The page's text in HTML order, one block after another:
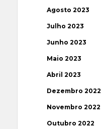
Agosto 2023
Julho 2023
Junho 2023
Maio 2023
Abril 2023
Dezembro 2022
Novembro 2022
Outubro 2022